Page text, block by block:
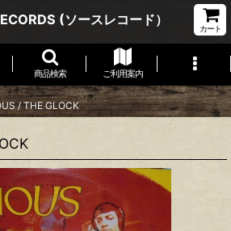
(ソースレコード）
カート
商品検索 ご利用案内
/ THE GLOCK